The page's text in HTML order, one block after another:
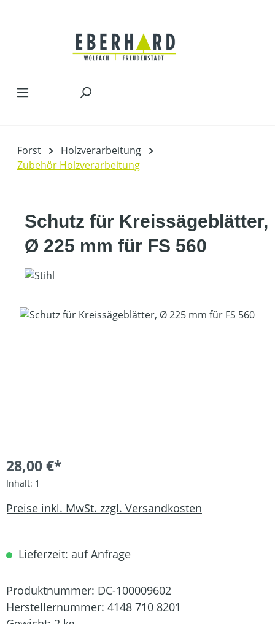
Forst
Holzverarbeitung
Zubehör Holzverarbeitung
Schutz für Kreissägeblätter,
Ø 225 mm für FS 560
Bildergalerie überspringen
28,00 €*
Inhalt: 1
Preise inkl. MwSt. zzgl. Versandkosten
Lieferzeit: auf Anfrage
Produktnummer: DC-100009602
Herstellernummer: 4148 710 8201